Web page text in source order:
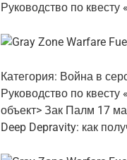
Руководство по квесту
Категория: Война в
Руководство по квесту
объект> Зак Палм 17
Deep Depravity: как